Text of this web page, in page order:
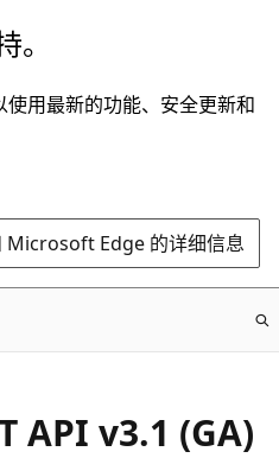
用最新的功能、安全更新和
Edge 的详细信息
API v3.1 (GA)